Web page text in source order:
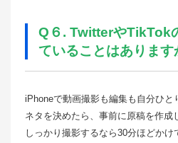
Q６. TwitterやTikTok
ていることはあります
iPhoneで動画撮影も編集も自分ひと
ネタを決めたら、事前に原稿を作成
しっかり撮影するなら30分ほどかけ